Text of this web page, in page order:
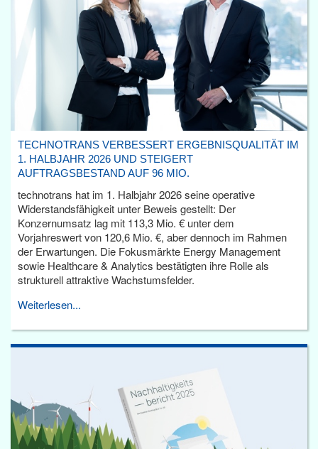
TECHNOTRANS VERBESSERT ERGEBNISQUALITÄT IM
1. HALBJAHR 2026 UND STEIGERT
AUFTRAGSBESTAND AUF 96 MIO.
technotrans hat im 1. Halbjahr 2026 seine operative
Widerstandsfähigkeit unter Beweis gestellt: Der
Konzernumsatz lag mit 113,3 Mio. € unter dem
Vorjahreswert von 120,6 Mio. €, aber dennoch im Rahmen
der Erwartungen. Die Fokusmärkte Energy Management
sowie Healthcare & Analytics bestätigten ihre Rolle als
strukturell attraktive Wachstumsfelder.
Weiterlesen...